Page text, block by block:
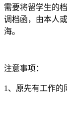
需要将留学生的
调档函，由本人
海。
注意事项：
1、原先有工作的